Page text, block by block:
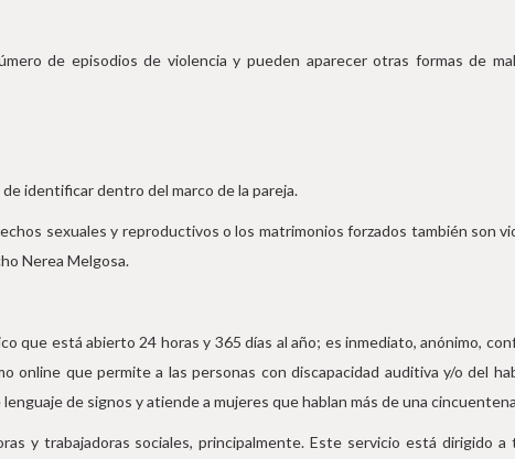
de episodios de violencia y pueden aparecer otras formas de
identificar dentro del marco de la pareja.
sexuales y reproductivos o los matrimonios forzados también son
Nerea Melgosa.
que está abierto 24 horas y 365 días al año; es inmediato, anónimo,
que permite a las personas con discapacidad auditiva y/o del
de signos y atiende a mujeres que hablan más de una
y trabajadoras sociales, principalmente. Este servicio está dirigido a